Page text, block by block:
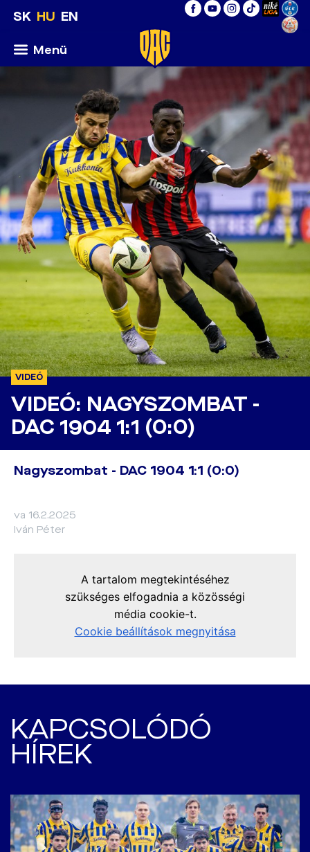
SK HU EN
Menü
VIDEÓ
VIDEÓ: NAGYSZOMBAT -
DAC 1904 1:1 (0:0)
Nagyszombat - DAC 1904 1:1 (0:0)
va 16.2.2025
Iván Péter
KAPCSOLÓDÓ
HÍREK